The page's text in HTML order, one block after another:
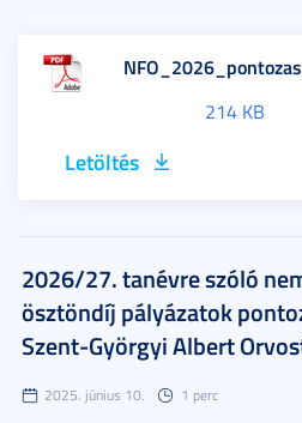
NFO_2026_pontozas
214 KB
Letöltés
2026/27. tanévre szóló
ösztöndíj pályázatok
Szent-Györgyi Albert
2025. június 10. 1 perc